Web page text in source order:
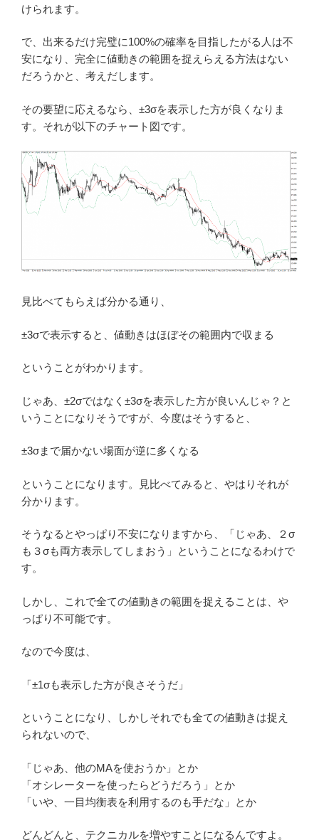
けられます。
で、出来るだけ完璧に100%の確率を目指したがる人は不
安になり、完全に値動きの範囲を捉えらえる方法はない
だろうかと、考えだします。
その要望に応えるなら、±3σを表示した方が良くなりま
す。それが以下のチャート図です。
見比べてもらえば分かる通り、
±3σで表示すると、値動きはほぼその範囲内で収まる
ということがわかります。
じゃあ、±2σではなく±3σを表示した方が良いんじゃ？と
いうことになりそうですが、今度はそうすると、
±3σまで届かない場面が逆に多くなる
ということになります。見比べてみると、やはりそれが
分かります。
そうなるとやっぱり不安になりますから、「じゃあ、２σ
も３σも両方表示してしまおう」ということになるわけで
す。
しかし、これで全ての値動きの範囲を捉えることは、や
っぱり不可能です。
なので今度は、
「±1σも表示した方が良さそうだ」
ということになり、しかしそれでも全ての値動きは捉え
られないので、
「じゃあ、他のMAを使おうか」とか
「オシレーターを使ったらどうだろう」とか
「いや、一目均衡表を利用するのも手だな」とか
どんどんと、テクニカルを増やすことになるんですよ。